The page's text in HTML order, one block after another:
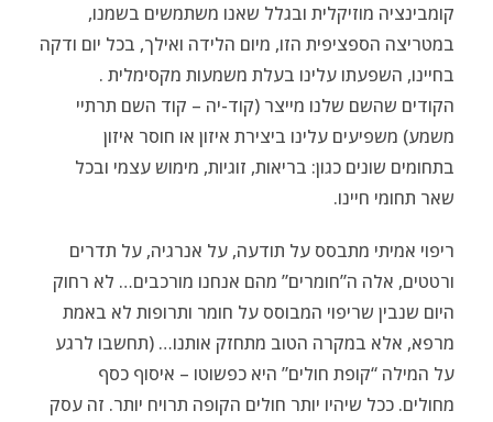
קומבינציה מוזיקלית ובגלל שאנו משתמשים בשמנו,
במטריצה הספציפית הזו, מיום הלידה ואילך, בכל יום ודקה
בחיינו, השפעתו עלינו בעלת משמעות מקסימלית .
הקודים שהשם שלנו מייצר (קוד-יה – קוד השם תרתיי
משמע) משפיעים עלינו ביצירת איזון או חוסר איזון
בתחומים שונים כגון: בריאות, זוגיות, מימוש עצמי ובכל
שאר תחומי חיינו.
ריפוי אמיתי מתבסס על תודעה, על אנרגיה, על תדרים
ורטטים, אלה ה”חומרים” מהם אנחנו מורכבים… לא רחוק
היום שנבין שריפוי המבוסס על חומר ותרופות לא באמת
מרפא, אלא במקרה הטוב מתחזק אותנו… (תחשבו לרגע
על המילה “קופת חולים” היא כפשוטו – איסוף כסף
מחולים. ככל שיהיו יותר חולים הקופה תרויח יותר. זה עסק